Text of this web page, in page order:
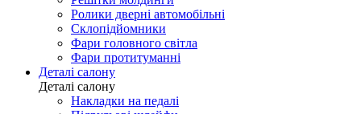
Ролики дверні автомобільні
Склопідйомники
Фари головного світла
Фари протитуманні
Деталі салону
Деталі салону
Накладки на педалі